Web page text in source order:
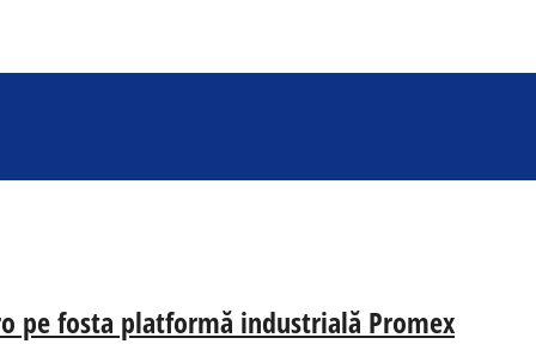
pe fosta platformă industrială Promex